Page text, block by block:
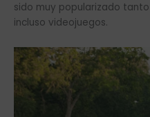
sido muy popularizado
incluso videojuegos.